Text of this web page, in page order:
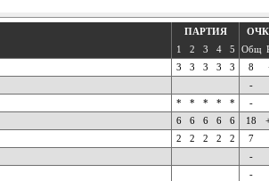
ПАРТИЯ
1
2 3 4 5 Общ
3 3 3 3 3 8
-
* * * * * -
6 6 6 6 6 18
2 2 2 2 2 7
-
-